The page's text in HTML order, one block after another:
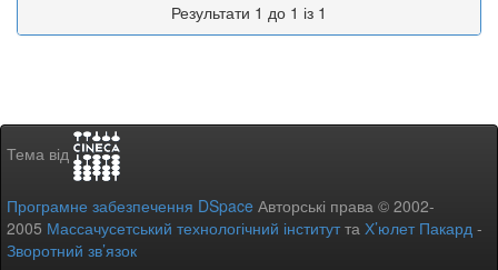
Результати 1 до 1 із 1
Тема від
Програмне забезпечення DSpace Авторські права © 2002-
2005 Массачусетський технологічний інститутта Х’юлет Пакард -
Зворотний зв’язок